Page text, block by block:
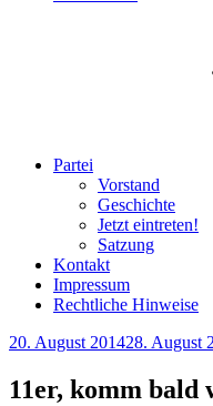
Partei
Vorstand
Geschichte
Jetzt eintreten!
Satzung
Kontakt
Impressum
Rechtliche Hinweise
Veröffentlicht
20. August 201428. August
11er, komm bald